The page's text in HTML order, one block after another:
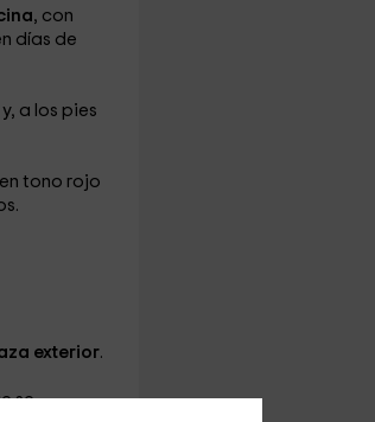
, con
días de
y, a los pies
en tono rojo
exterior.
se